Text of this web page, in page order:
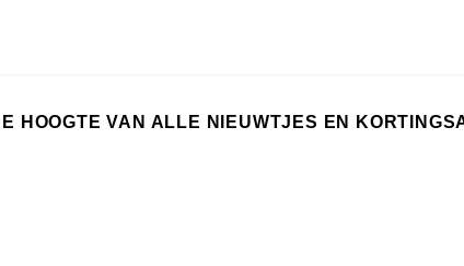
HOOGTE VAN ALLE NIEUWTJES EN